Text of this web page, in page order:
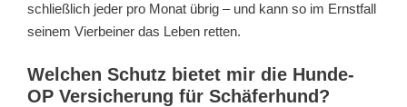
schließlich jeder pro Monat übrig – und kann so im Ernstfall
seinem Vierbeiner das Leben retten.
Welchen Schutz bietet mir die Hunde-
OP Versicherung für Schäferhund?